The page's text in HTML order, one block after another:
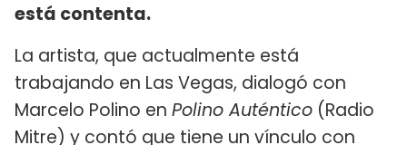
está contenta.
La artista, que actualmente está
trabajando en Las Vegas, dialogó con
Marcelo Polino en Polino Auténtico (Radio
Mitre) y contó que tiene un vínculo con